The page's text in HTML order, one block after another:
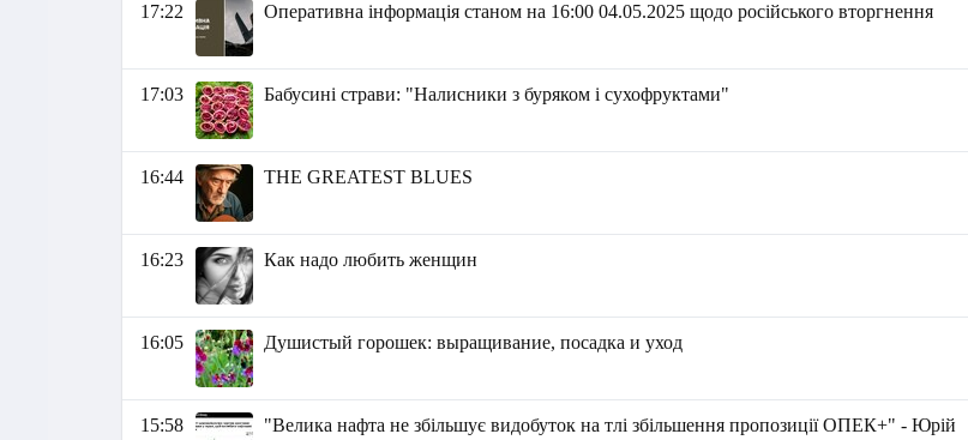
17:22 Оперативна інформація станом на 16:00 04.05.2025 щодо російського вторгнення
17:03 Бабусині страви: "Налисники з буряком і сухофруктами"
16:44 THE GREATEST BLUES
16:23 Как надо любить женщин
16:05 Душистый горошек: выращивание, посадка и уход
15:58
"Велика нафта не збільшує видобуток на тлі збільшення пропозиції ОПЕК+" - Юрій